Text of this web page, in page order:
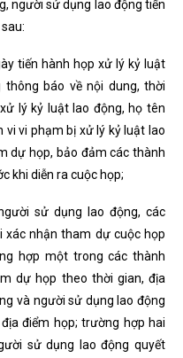
người sử dụng lao động tiến
tiến hành họp xử lý kỷ luật
báo về nội dung, thời
lý kỷ luật lao động, họ tên
vi vi phạm bị xử lý kỷ luật lao
dự họp, bảo đảm các thành
khi diễn ra cuộc họp;
sử dụng lao động, các
nhận tham dự cuộc họp
hợp một trong các thành
dự họp theo thời gian, địa
và người sử dụng lao động
điểm họp; trường hợp hai
sử dụng lao động quyết